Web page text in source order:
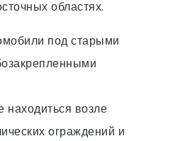
областях.
под старыми
находиться возле
ограждений и